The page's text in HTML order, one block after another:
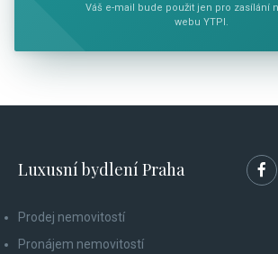
Váš e-mail bude použit jen pro zasílání
webu YTPI.
Luxusní bydlení Praha
Prodej nemovitostí
Pronájem nemovitostí